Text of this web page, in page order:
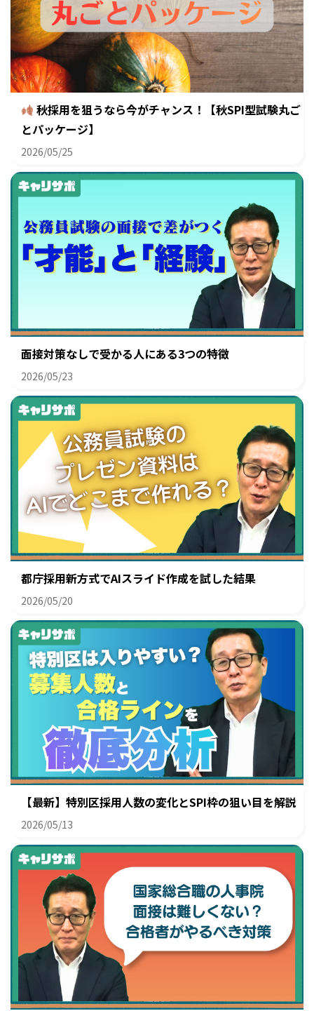
秋採用を狙うなら今がチャンス！【秋SPI型試験丸ご
とパッケージ】
2026/05/25
面接対策なしで受かる人にある3つの特徴
2026/05/23
都庁採用新方式でAIスライド作成を試した結果
2026/05/20
【最新】特別区採用人数の変化とSPI枠の狙い目を解説
2026/05/13